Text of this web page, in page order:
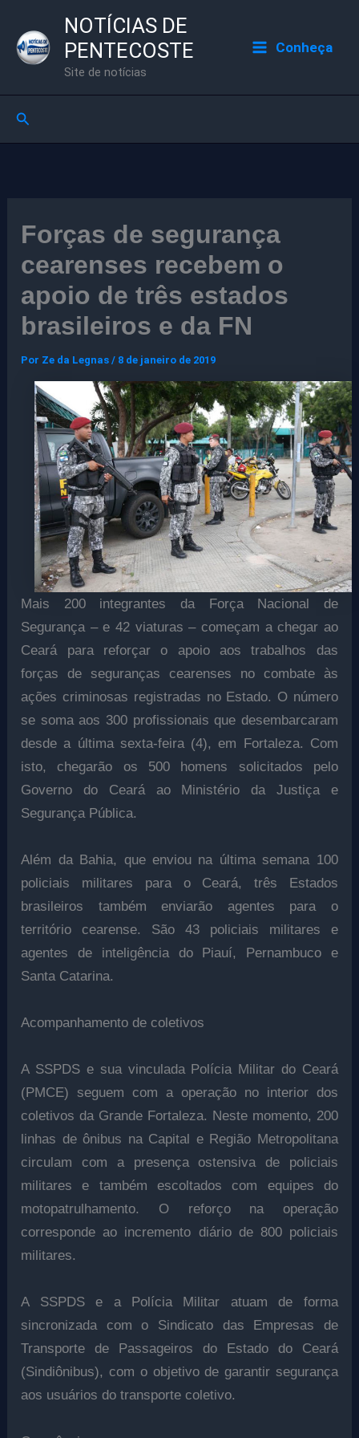
para
NOTÍCIAS DE
PENTECOSTE
Site de notícias
Conheça
Pesquisar
Forças de segurança
cearenses recebem o
apoio de três estados
brasileiros e da FN
Por Ze da Legnas/ 8 de janeiro de 2019
Mais 200 integrantes da Força Nacional de
Segurança – e 42 viaturas – começam a chegar ao
Ceará para reforçar o apoio aos trabalhos das
forças de seguranças cearenses no combate às
ações criminosas registradas no Estado. O número
se soma aos 300 profissionais que desembarcaram
desde a última sexta-feira (4), em Fortaleza. Com
isto, chegarão os 500 homens solicitados pelo
Governo do Ceará ao Ministério da Justiça e
Segurança Pública.
Além da Bahia, que enviou na última semana 100
policiais militares para o Ceará, três Estados
brasileiros também enviarão agentes para o
território cearense. São 43 policiais militares e
agentes de inteligência do Piauí, Pernambuco e
Santa Catarina.
Acompanhamento de coletivos
A SSPDS e sua vinculada Polícia Militar do Ceará
(PMCE) seguem com a operação no interior dos
coletivos da Grande Fortaleza. Neste momento, 200
linhas de ônibus na Capital e Região Metropolitana
circulam com a presença ostensiva de policiais
militares e também escoltados com equipes do
motopatrulhamento. O reforço na operação
corresponde ao incremento diário de 800 policiais
militares.
A SSPDS e a Polícia Militar atuam de forma
sincronizada com o Sindicato das Empresas de
Transporte de Passageiros do Estado do Ceará
(Sindiônibus), com o objetivo de garantir segurança
aos usuários do transporte coletivo.